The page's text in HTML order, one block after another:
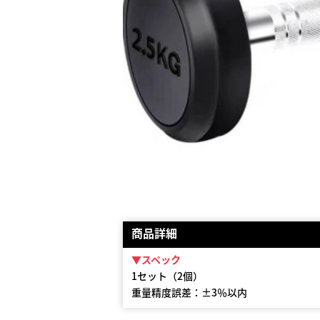
商品詳細
▼スペック
1セット（2個）
重量精度誤差：±3％以内